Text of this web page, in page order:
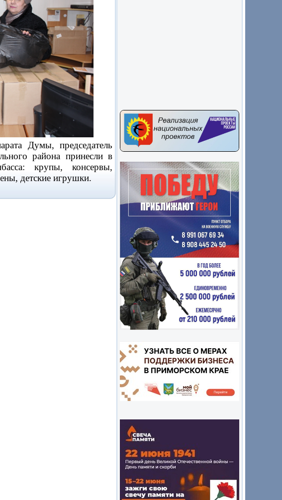
Думы, председатель
района принесли в
крупы, консервы,
детские игрушки.